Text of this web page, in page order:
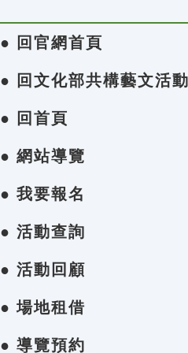
● 回官網首頁
● 回文化部共構藝文活
● 回首頁
● 網站導覽
● 我要報名
● 活動查詢
● 活動回顧
● 場地租借
● 導覽預約